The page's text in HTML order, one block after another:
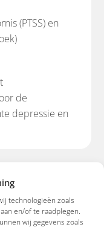
technologieën zoals
en/of te raadplegen.
wij gegevens zoals
(PTSS) en
de
depressie en
voor
depressie